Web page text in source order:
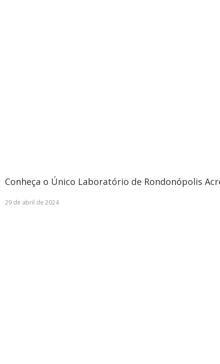
Conheça o Único Laboratório de Rondonópolis
29 de abril de 2024